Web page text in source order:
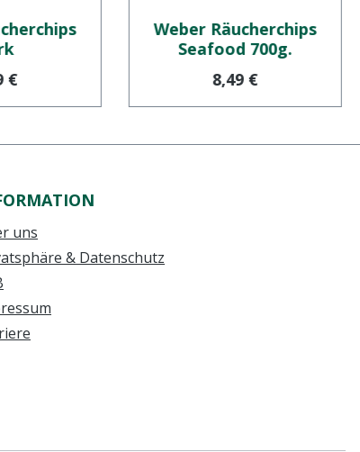
Preis:
€
Weber Räucherchips
Seafood 700g.
Regulärer Preis:
8,49 €
uns
& Datenschutz